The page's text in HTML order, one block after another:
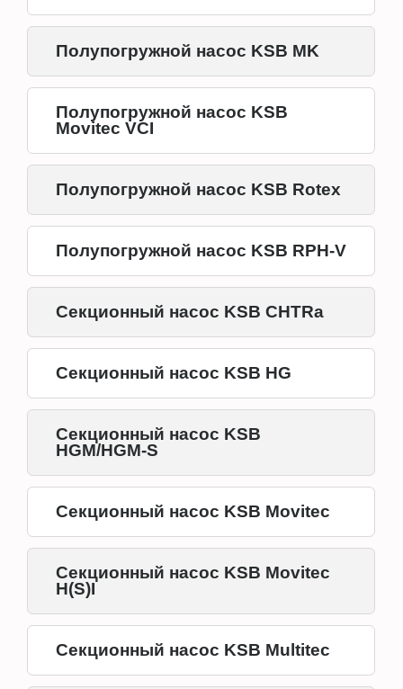
Полупогружной насос KSB MK
Полупогружной насос KSB
Movitec VCI
Полупогружной насос KSB Rotex
Полупогружной насос KSB RPH-V
Секционный насос KSB CHTRa
Секционный насос KSB HG
Секционный насос KSB
HGM/HGM-S
Секционный насос KSB Movitec
Секционный насос KSB Movitec
H(S)I
Секционный насос KSB Multitec